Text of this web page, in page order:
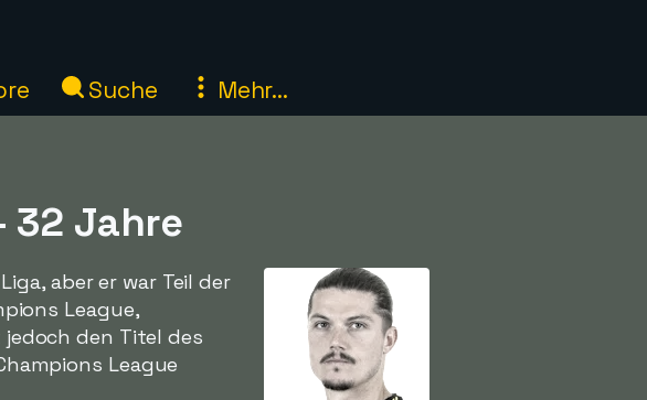
Suche Mehr...
32 Jahre
aber er war Teil der
League,
den Titel des
League